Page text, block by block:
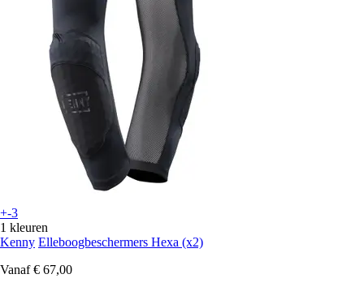
+-3
1 kleuren
Kenny Elleboogbeschermers Hexa (x2)
Vanaf € 67,00